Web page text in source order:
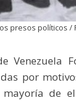
presos políticos /
Venezuela
por
de